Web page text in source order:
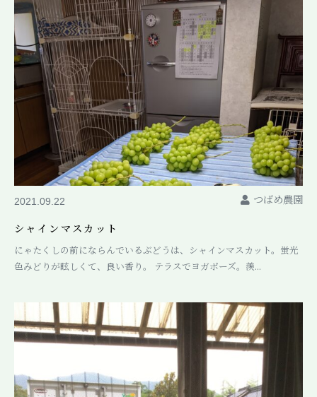
2021.09.22
つばめ農園
シャインマスカット
にゃたくしの前にならんでいるぶどうは、シャインマスカット。蛍光
色みどりが眩しくて、良い香り。 テラスでヨガポーズ。羨...